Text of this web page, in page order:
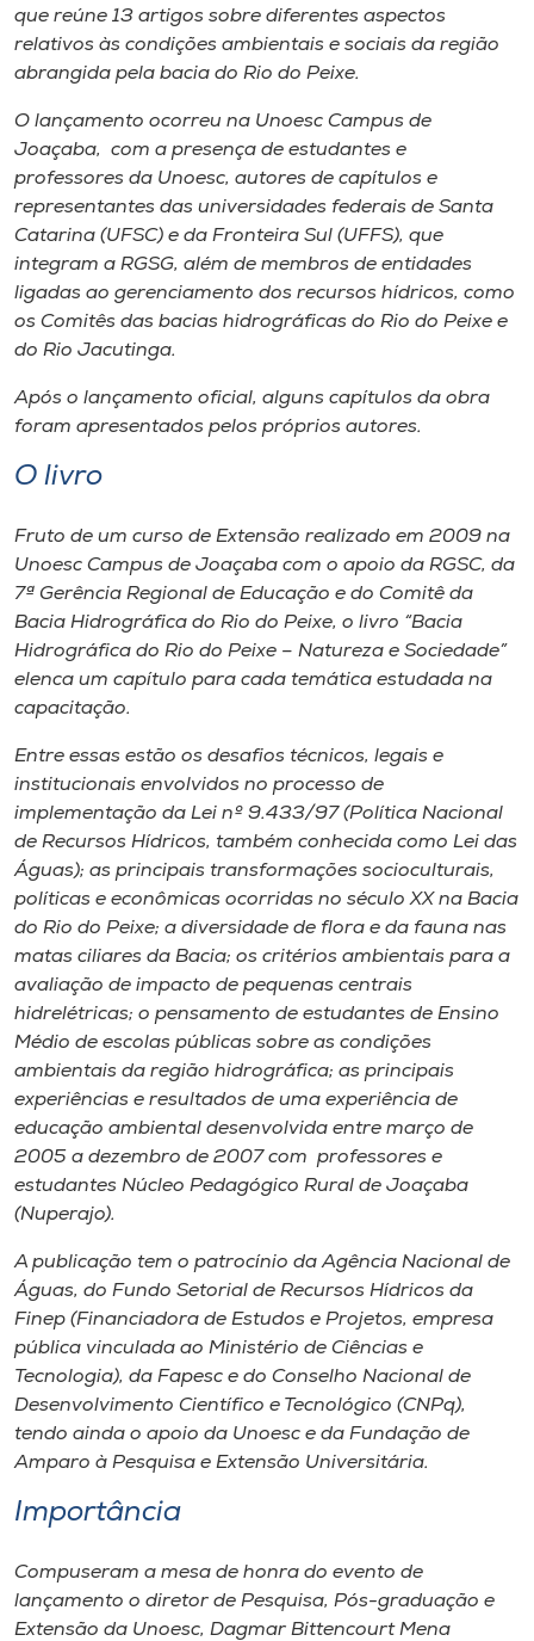
Biblioteca
Editora
Rádio
Museu
Unoesc
Selecione
A-
que reúne 13 artigos sobre diferentes aspectos
relativos às condições ambientais e sociais da região
abrangida pela bacia do Rio do Peixe.
O lançamento ocorreu na Unoesc Campus de
Joaçaba, com a presença de estudantes e
professores da Unoesc, autores de capítulos e
representantes das universidades federais de Santa
Catarina (UFSC) e da Fronteira Sul (UFFS), que
integram a RGSG, além de membros de entidades
ligadas ao gerenciamento dos recursos hídricos, como
os Comitês das bacias hidrográficas do Rio do Peixe e
do Rio Jacutinga.
Após o lançamento oficial, alguns capítulos da obra
foram apresentados pelos próprios autores.
O livro
Fruto de um curso de Extensão realizado em 2009 na
Unoesc Campus de Joaçaba com o apoio da RGSC, da
7ª Gerência Regional de Educação e do Comitê da
Bacia Hidrográfica do Rio do Peixe, o livro “Bacia
Hidrográfica do Rio do Peixe – Natureza e Sociedade”
elenca um capítulo para cada temática estudada na
capacitação.
Entre essas estão os desafios técnicos, legais e
institucionais envolvidos no processo de
implementação da Lei nº 9.433/97 (Política Nacional
de Recursos Hídricos, também conhecida como Lei das
Águas); as principais transformações socioculturais,
políticas e econômicas ocorridas no século XX na Bacia
do Rio do Peixe; a diversidade de flora e da fauna nas
matas ciliares da Bacia; os critérios ambientais para a
avaliação de impacto de pequenas centrais
hidrelétricas; o pensamento de estudantes de Ensino
Médio de escolas públicas sobre as condições
ambientais da região hidrográfica; as principais
experiências e resultados de uma experiência de
educação ambiental desenvolvida entre março de
2005 a dezembro de 2007 com professores e
estudantes Núcleo Pedagógico Rural de Joaçaba
(Nuperajo).
A publicação tem o patrocínio da Agência Nacional de
Águas, do Fundo Setorial de Recursos Hídricos da
Finep (Financiadora de Estudos e Projetos, empresa
pública vinculada ao Ministério de Ciências e
Tecnologia), da Fapesc e do Conselho Nacional de
Desenvolvimento Científico e Tecnológico (CNPq),
tendo ainda o apoio da Unoesc e da Fundação de
Amparo à Pesquisa e Extensão Universitária.
Importância
Compuseram a mesa de honra do evento de
lançamento o diretor de Pesquisa, Pós-graduação e
Extensão da Unoesc, Dagmar Bittencourt Mena